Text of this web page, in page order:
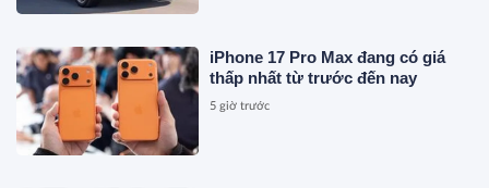
iPhone 17 Pro Max đang có giá
thấp nhất từ trước đến nay
5 giờ trước